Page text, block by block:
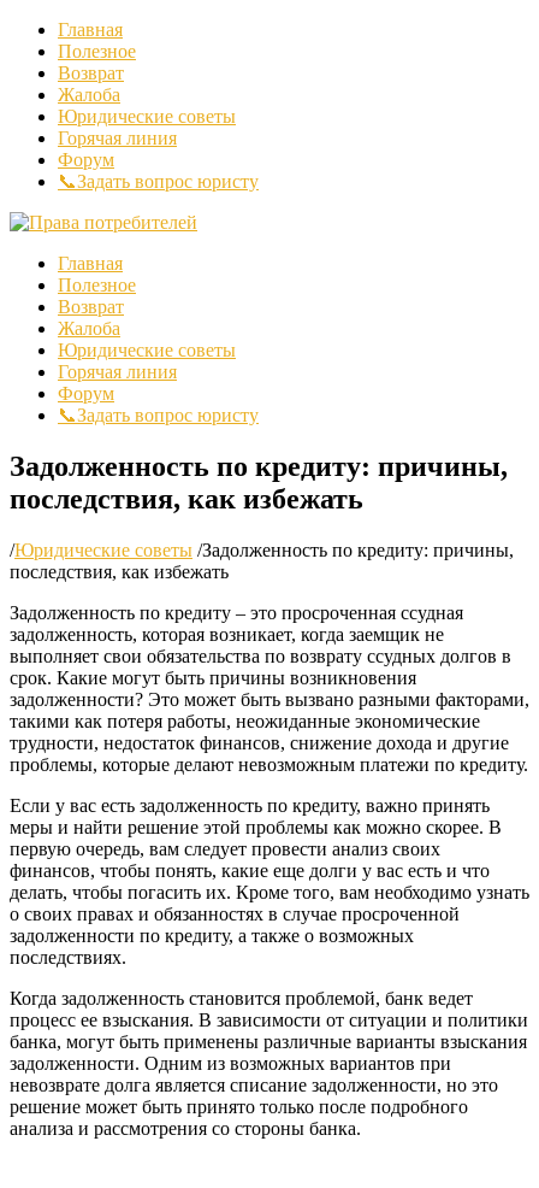
Главная
Полезное
Возврат
Жалоба
Юридические советы
Горячая линия
Форум
📞Задать вопрос юристу
Главная
Полезное
Возврат
Жалоба
Юридические советы
Горячая линия
Форум
📞Задать вопрос юристу
Задолженность по кредиту: причины,
последствия, как избежать
/Юридические советы /Задолженность по кредиту: причины,
последствия, как избежать
Задолженность по кредиту – это просроченная ссудная
задолженность, которая возникает, когда заемщик не
выполняет свои обязательства по возврату ссудных долгов в
срок. Какие могут быть причины возникновения
задолженности? Это может быть вызвано разными факторами,
такими как потеря работы, неожиданные экономические
трудности, недостаток финансов, снижение дохода и другие
проблемы, которые делают невозможным платежи по кредиту.
Если у вас есть задолженность по кредиту, важно принять
меры и найти решение этой проблемы как можно скорее. В
первую очередь, вам следует провести анализ своих
финансов, чтобы понять, какие еще долги у вас есть и что
делать, чтобы погасить их. Кроме того, вам необходимо узнать
о своих правах и обязанностях в случае просроченной
задолженности по кредиту, а также о возможных
последствиях.
Когда задолженность становится проблемой, банк ведет
процесс ее взыскания. В зависимости от ситуации и политики
банка, могут быть применены различные варианты взыскания
задолженности. Одним из возможных вариантов при
невозврате долга является списание задолженности, но это
решение может быть принято только после подробного
анализа и рассмотрения со стороны банка.